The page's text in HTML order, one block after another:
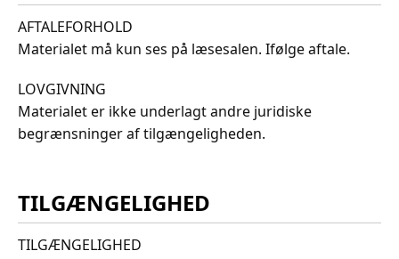
AFTALEFORHOLD
Materialet må kun ses på læsesalen. Ifølge aftale.
LOVGIVNING
Materialet er ikke underlagt andre juridiske
begrænsninger af tilgængeligheden.
TILGÆNGELIGHED
TILGÆNGELIGHED